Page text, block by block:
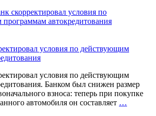
условия по действующим
условия по действующим
Банком был снижен размер
взноса: теперь при покупке
автомобиля он составляет …